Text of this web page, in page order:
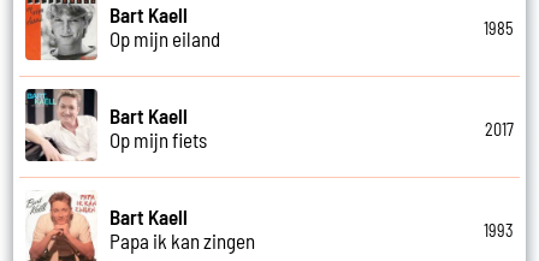
Bart Kaell
Op mijn eiland
1985
Bart Kaell
Op mijn fiets
2017
Bart Kaell
Papa ik kan zingen
1993